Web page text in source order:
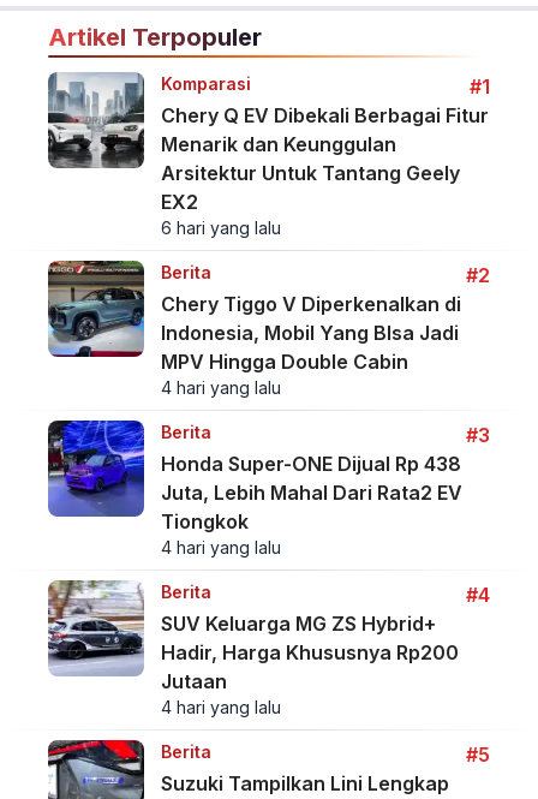
Artikel Terpopuler
Komparasi
#1
Chery Q EV Dibekali Berbagai Fitur
Menarik dan Keunggulan
Arsitektur Untuk Tantang Geely
EX2
6 hari yang lalu
Berita
#2
Chery Tiggo V Diperkenalkan di
Indonesia, Mobil Yang BIsa Jadi
MPV Hingga Double Cabin
4 hari yang lalu
Berita
#3
Honda Super-ONE Dijual Rp 438
Juta, Lebih Mahal Dari Rata2 EV
Tiongkok
4 hari yang lalu
Berita
#4
SUV Keluarga MG ZS Hybrid+
Hadir, Harga Khususnya Rp200
Jutaan
4 hari yang lalu
Berita
#5
Suzuki Tampilkan Lini Lengkap